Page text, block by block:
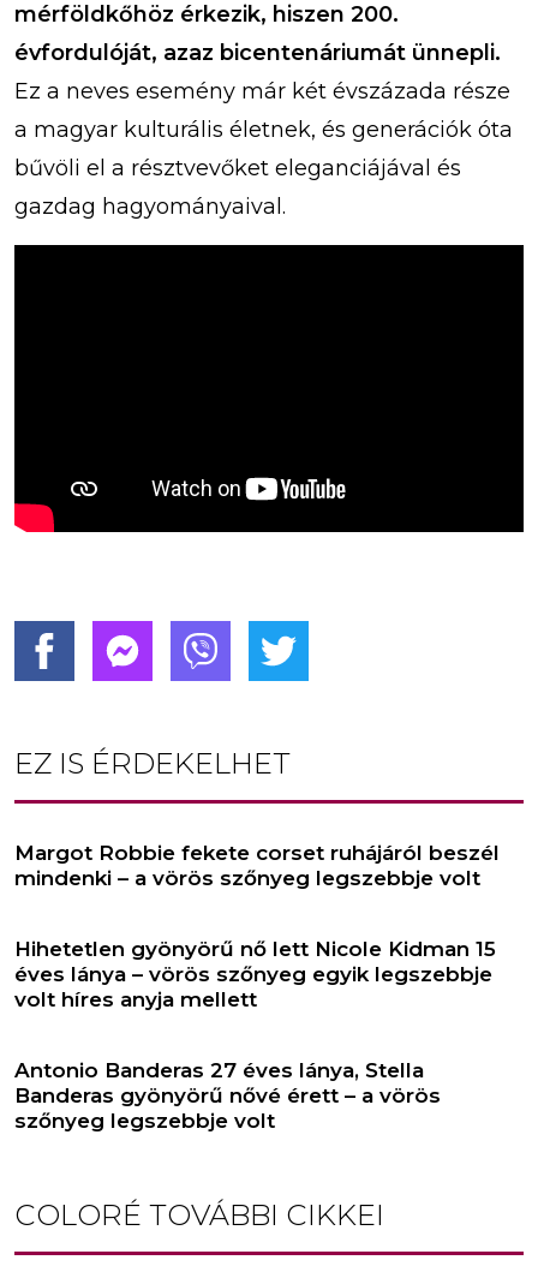
mérföldkőhöz érkezik, hiszen 200.
évfordulóját, azaz bicentenáriumát ünnepli.
Ez a neves esemény már két évszázada része
a magyar kulturális életnek, és generációk óta
bűvöli el a résztvevőket eleganciájával és
gazdag hagyományaival.
EZ IS ÉRDEKELHET
Margot Robbie fekete corset ruhájáról beszél
mindenki – a vörös szőnyeg legszebbje volt
Hihetetlen gyönyörű nő lett Nicole Kidman 15
éves lánya – vörös szőnyeg egyik legszebbje
volt híres anyja mellett
Antonio Banderas 27 éves lánya, Stella
Banderas gyönyörű nővé érett – a vörös
szőnyeg legszebbje volt
COLORÉ TOVÁBBI CIKKEI